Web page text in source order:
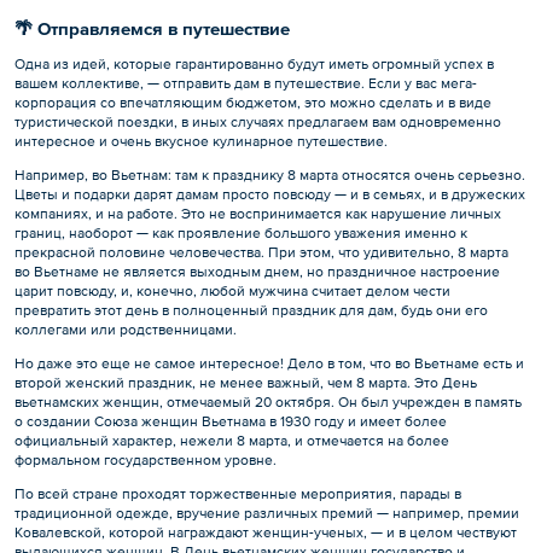
🌴 Отправляемся в путешествие
Одна из идей, которые гарантированно будут иметь огромный успех в
вашем коллективе, — отправить дам в путешествие. Если у вас мега-
корпорация со впечатляющим бюджетом, это можно сделать и в виде
туристической поездки, в иных случаях предлагаем вам одновременно
интересное и очень вкусное кулинарное путешествие.
Например, во Вьетнам: там к празднику 8 марта относятся очень серьезно.
Цветы и подарки дарят дамам просто повсюду — и в семьях, и в дружеских
компаниях, и на работе. Это не воспринимается как нарушение личных
границ, наоборот — как проявление большого уважения именно к
прекрасной половине человечества. При этом, что удивительно, 8 марта
во Вьетнаме не является выходным днем, но праздничное настроение
царит повсюду, и, конечно, любой мужчина считает делом чести
превратить этот день в полноценный праздник для дам, будь они его
коллегами или родственницами.
Но даже это еще не самое интересное! Дело в том, что во Вьетнаме есть и
второй женский праздник, не менее важный, чем 8 марта. Это День
вьетнамских женщин, отмечаемый 20 октября. Он был учрежден в память
о создании Союза женщин Вьетнама в 1930 году и имеет более
официальный характер, нежели 8 марта, и отмечается на более
формальном государственном уровне.
По всей стране проходят торжественные мероприятия, парады в
традиционной одежде, вручение различных премий — например, премии
Ковалевской, которой награждают женщин-ученых, — и в целом чествуют